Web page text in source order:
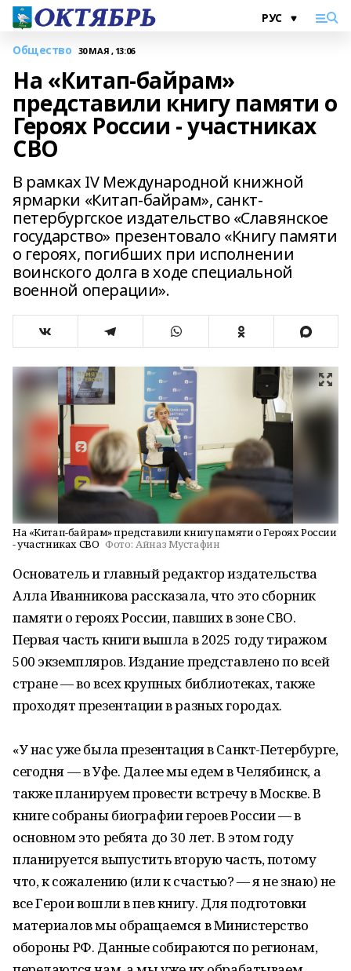
Общество 30 МАЯ , 13:06
На «Китап-байрам»
представили книгу памяти о
Героях России - участниках
СВО
В рамках IV Международной книжной
ярмарки «Китап-байрам», санкт-
петербургское издательство «Славянское
государство» презентовало «Книгу памяти
о героях, погибших при исполнении
воинского долга в ходе специальной
военной операции».
На «Китап-байрам» представили книгу памяти о Героях России
- участниках СВО Фото: Айназ Мустафин
Основатель и главный редактор издательства
Алла Иванникова рассказала, что это сборник
памяти о героях России, павших в зоне СВО.
Первая часть книги вышла в 2025 году тиражом
500 экземпляров. Издание представлено по всей
стране — во всех крупных библиотеках, также
проходят презентации в разных городах.
«У нас уже была презентация в Санкт-Петербурге,
сегодня — в Уфе. Далее мы едем в Челябинск, а
также планируем провести встречу в Москве. В
книге собраны биографии героев России — в
основном это ребята до 30 лет. В этом году
планируется выпустить вторую часть, потому
что, к сожалению (или к счастью? — я не знаю) не
все Герои вошли в пев книгу. Для подготовки
материалов мы обращаемся в Министерство
обороны РФ. Данные собираются по регионам,